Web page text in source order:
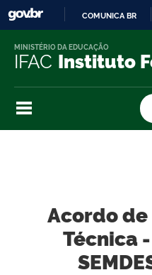
COMUNICA BR
IFAC Instituto
MINISTÉRIO DA EDUCAÇÃO
Acordo
Técnica